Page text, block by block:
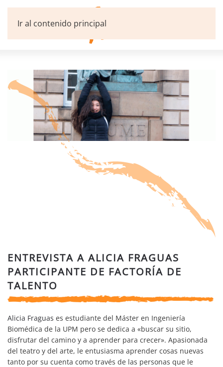
Ir al contenido principal
ENTREVISTA A ALICIA FRAGUAS
PARTICIPANTE DE FACTORÍA DE
TALENTO
Alicia Fraguas es estudiante del Máster en Ingeniería
Biomédica de la UPM pero se dedica a «buscar su sitio,
disfrutar del camino y a aprender para crecer». Apasionada
del teatro y del arte, le entusiasma aprender cosas nuevas
tanto por su cuenta como través de las personas que le